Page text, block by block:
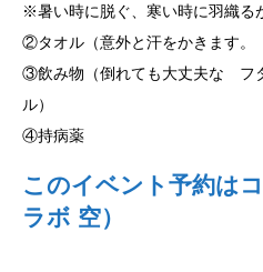
※暑い時に脱ぐ、寒い時に羽織る
②タオル（意外と汗をかきます。
③飲み物（倒れても大丈夫な フ
ル）
④持病薬
このイベント予約は
ラボ 空）